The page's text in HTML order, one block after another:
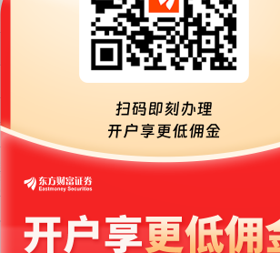
买入金额(万)
6037.87
16次 43.75% 6001.82
1354次39.66% 5862.71
465次 46.24%